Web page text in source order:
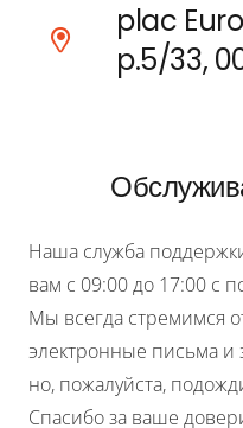
plac
p.5/33,
Наша служба
вам с 09:00 до 17:00 с
Мы всегда стремимся
электронные письма и
но, пожалуйста,
Спасибо за ваше